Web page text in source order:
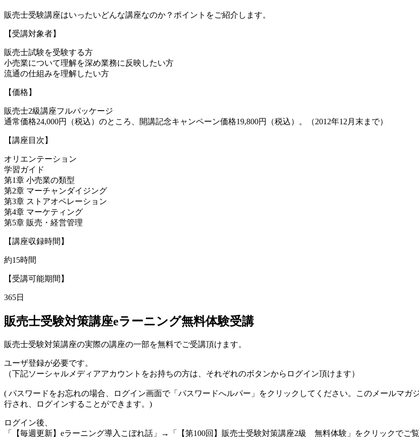
販売士受験講座はいったいどんな講座なのか？ポイントをご紹介します。
【受講対象者】
販売士試験を受験する方
小売業について理解を深め業務に反映したい方
流通の仕組みを理解したい方
【価格】
販売士2級講座フルパッケージ
通常価格24,000円（税込）のところ、開講記念キャンペーン価格19,800円（税込）。（2012年12月末まで）
【講座目次】
オリエンテーション
学習ガイド
第1章 小売業の類型
第2章 マーチャンダイジング
第3章 ストアオペレーション
第4章 マーケティング
第5章 販売・経営管理
【講座収録時間】
約15時間
【受講可能期間】
365日
販売士受験対策講座eラーニング無料体験受講
販売士受験対策講座の実際の講座の一部を無料でご受講頂けます。
ユーザ登録が必要です。
（下記ソーシャルメディアアカウントをお持ちの方は、それぞれのボタンからログイン頂けます）
( パスワードをお忘れの場合、ログイン画面で「パスワードへルパー」をクリックしてください。このメールマ
行され、ログインすることができます。)
ログイン後、
「【毎週更新】eラーニング導入こぼれ話」→「【第100回】販売士受験対策講座2級 無料体験」をクリックでご覧